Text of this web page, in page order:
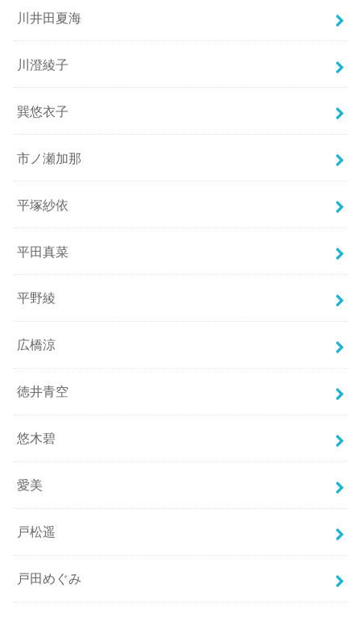
川井田夏海
川澄綾子
巽悠衣子
市ノ瀬加那
平塚紗依
平田真菜
平野綾
広橋涼
徳井青空
悠木碧
愛美
戸松遥
戸田めぐみ